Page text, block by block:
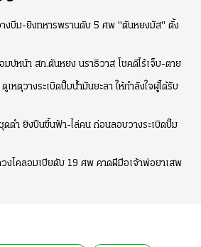
งบึม-ยิงทหารพรานดับ 5 ศพ "ตันหยงมัส" ตั้ง
บ์หน้า สภ.ตันหยง นราธิวาส โชคดีไร้เจ็บ-ตาย
หตุวางระเบิดปั๊มน้ำมันยะลา ให้กำลังใจผู้ได้รับ
ดดำ ยิงปืนขึ้นฟ้า-ไล่คน ก่อนลอบวางระเบิดปั๊ม
งโคลอมเบียดับ 19 ศพ คาดฝีมือเจ้าพ่อยาเสพ